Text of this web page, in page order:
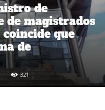
de
de magistrados
que
de
321